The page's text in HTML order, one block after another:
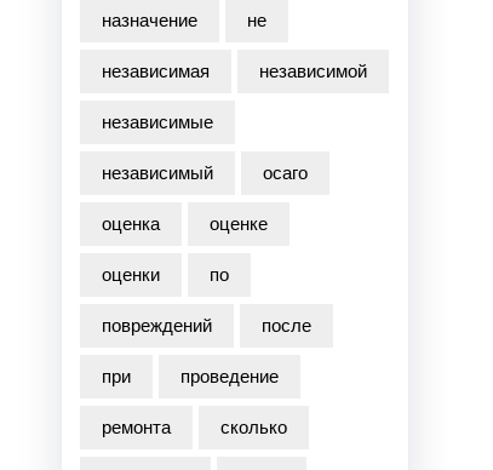
назначение
не
независимая
независимой
независимые
независимый
осаго
оценка
оценке
оценки
по
повреждений
после
при
проведение
ремонта
сколько